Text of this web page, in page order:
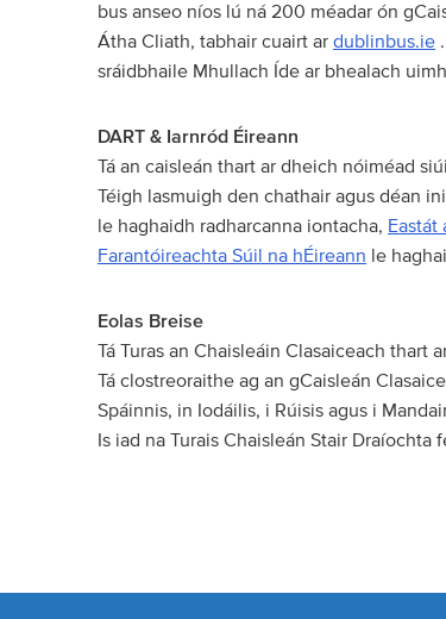
bus anseo níos lú ná 200 méadar ón
Átha Cliath, tabhair cuairt ar dublinbus.ie
sráidbhaile Mhullach Íde ar bhealach
DART & Iarnród Éireann
Tá an caisleán thart ar dheich nóiméad
Téigh lasmuigh den chathair agus déan
le haghaidh radharcanna iontacha, Eastát
Farantóireachta Súil na hÉireann le
Eolas Breise
Tá Turas an Chaisleáin Clasaiceach thart
Tá clostreoraithe ag an gCaisleán
Spáinnis, in Iodáilis, i Rúisis agus i
Is iad na Turais Chaisleán Stair Draíochta